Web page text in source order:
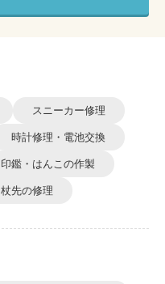
スニーカー修理
時計修理・電池交換
印鑑・はんこの作製
杖先の修理